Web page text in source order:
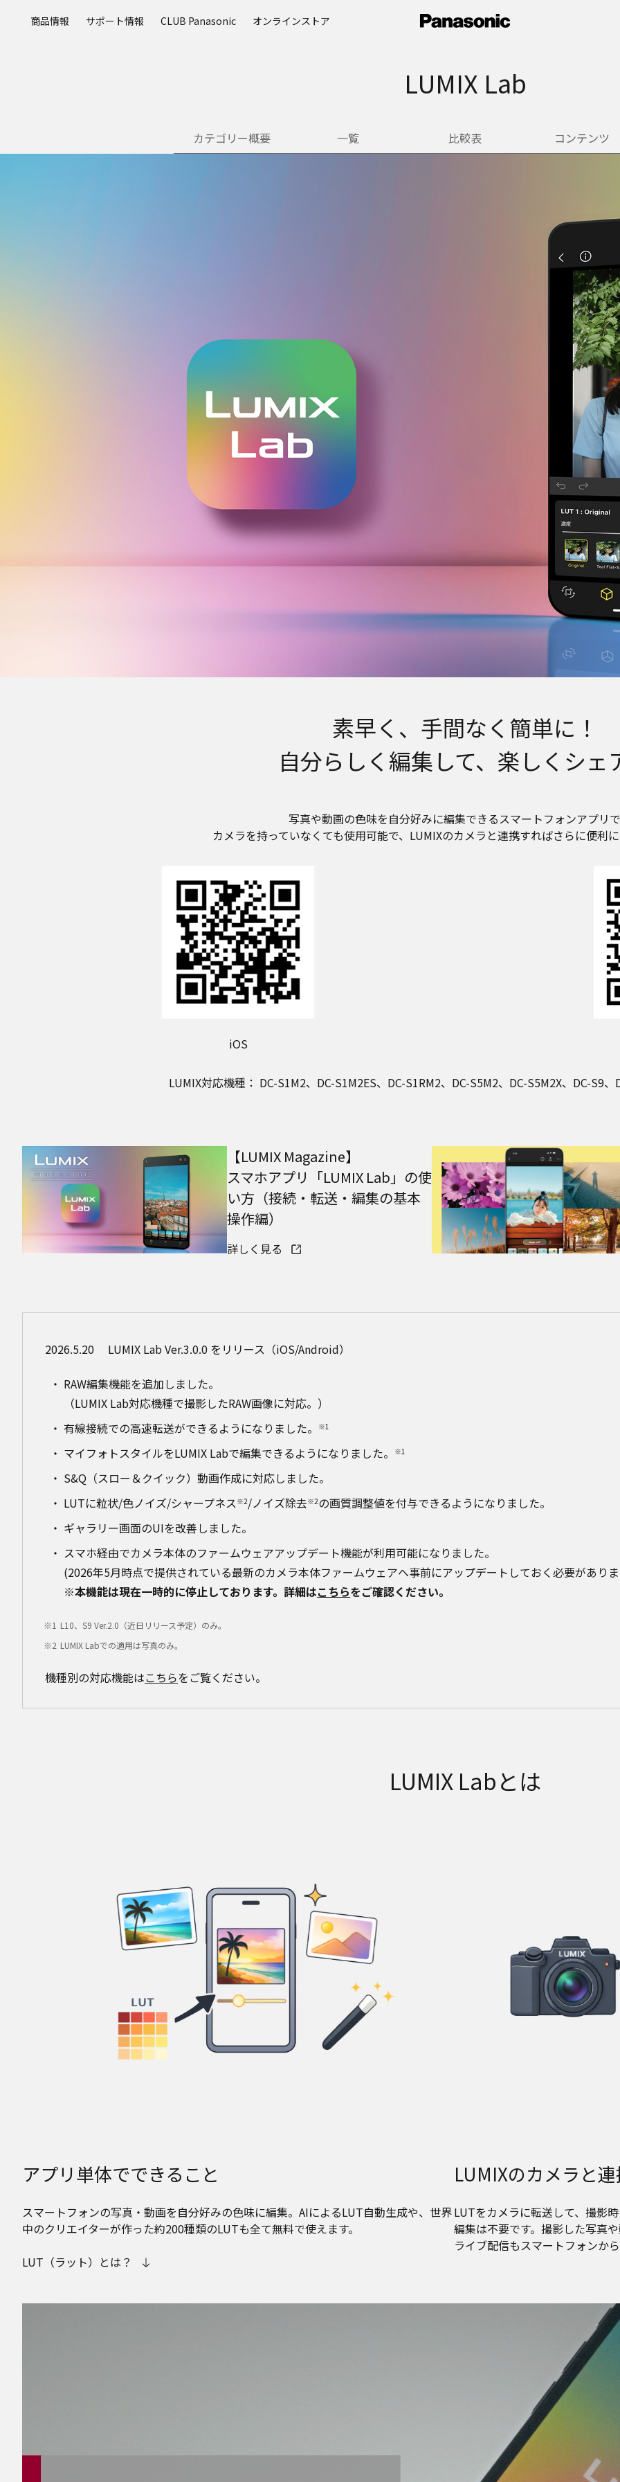
ス
商品情報 サポート情報 CLUB Panasonic オンラインストア
LUMIX Lab
カテゴリー概要 一覧 比較表 コンテンツ
素早く、手間なく簡単に！
自分らしく編集して、楽しくシェ
写真や動画の色味を自分好みに編集できるスマートフォンアプリ
カメラを持っていなくても使用可能で、LUMIXのカメラと連携すればさらに便利
iOS
LUMIX対応機種： DC-S1M2、DC-S1M2ES、DC-S1RM2、DC-S5M2、DC-S5M2X、DC-S9
【LUMIX Magazine】
スマホアプリ「LUMIX Lab」の使
い方（接続・転送・編集の基本
操作編）
詳しく見る
2026.5.20 LUMIX Lab Ver.3.0.0 をリリース（iOS/Android）
RAW編集機能を追加しました。
（LUMIX Lab対応機種で撮影したRAW画像に対応。）
有線接続での高速転送ができるようになりました。
※1
マイフォトスタイルをLUMIX Labで編集できるようになりました。 ※1
S&Q（スロー＆クイック）動画作成に対応しました。
LUTに粒状/色ノイズ/シャープネス※2/ノイズ除去※2の画質調整値を付与できるようになりました。
ギャラリー画面のUIを改善しました。
スマホ経由でカメラ本体のファームウェアアップデート機能が利用可能になりました。
(2026年5月時点で提供されている最新のカメラ本体ファームウェアへ事前にアップデートしておく必要があり
※本機能は現在一時的に停止しております。詳細はこちらをご確認ください。
L10、S9 Ver.2.0（近日リリース予定）のみ。
LUMIX Labでの適用は写真のみ。
機種別の対応機能はこちらをご覧ください。
LUMIX Labとは
アプリ単体でできること
スマートフォンの写真・動画を自分好みの色味に編集。AIによるLUT自動生成や、世界
中のクリエイターが作った約200種類のLUTも全て無料で使えます。
LUT（ラット）とは？
LUMIXのカメラと
LUTをカメラに転送して、撮影
編集は不要です。撮影した写真
ライブ配信もスマートフォンか